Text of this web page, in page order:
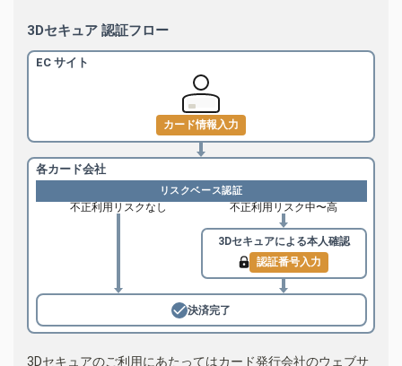
3Dセキュア 認証フロー
EC サイト
カード情報入力
各カード会社
リスクベース認証
不正利用リスクなし 不正利用リスク中〜高
3Dセキュアによる本人確認
認証番号入力
決済完了
3Dセキュアのご利用にあたってはカード発行会社のウェブサ